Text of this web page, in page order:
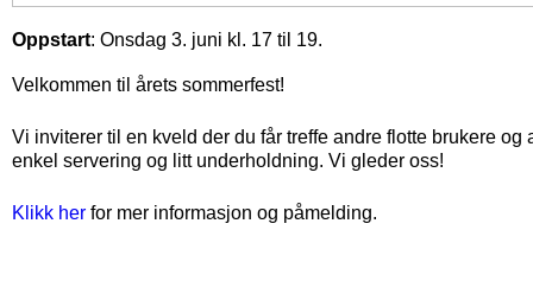
Oppstart: Onsdag 3. juni kl. 17 til 19.
Velkommen til årets sommerfest!
Vi inviterer til en kveld der du får treffe andre flotte brukere og
enkel servering og litt underholdning. Vi gleder oss!
Klikk her for mer informasjon og påmelding.